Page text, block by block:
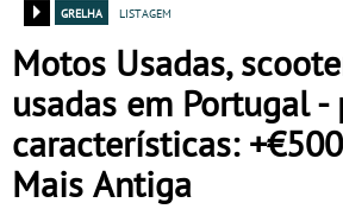
grelha
listagem
Motos Usadas,
usadas em Portugal -
características:
Mais Antiga